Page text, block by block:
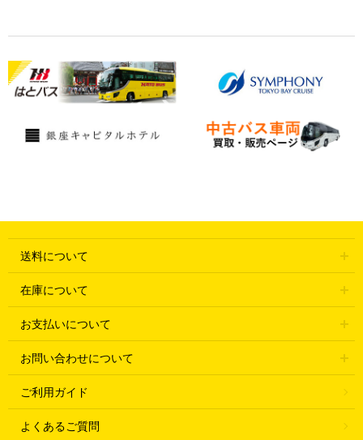
送料について
在庫について
お支払いについて
お問い合わせについて
ご利用ガイド
よくあるご質問